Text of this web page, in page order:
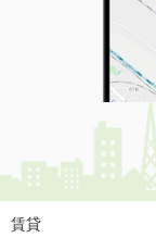
賃貸